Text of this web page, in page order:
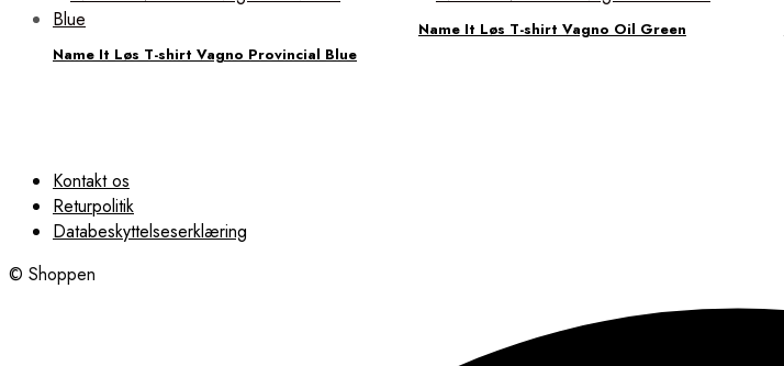
Name It Løs T-shirt Vagno Provincial Blue
Name It Løs T-shirt Vagno Oil Green
Kontakt os
Returpolitik
Databeskyttelseserklæring
© Shoppen